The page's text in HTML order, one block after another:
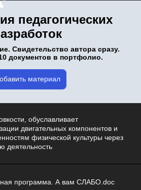
педагогических
Свидетельство автора сразу.
документов в портфолио.
материал
обуславливает
двигательных компонентов и
физической культуры через
деятельность
программа. А вам СЛАБО.doc